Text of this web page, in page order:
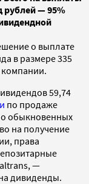
рублей — 95%
о выплате
в размере 335
59,74
по продаже
обыкновенных
на получение
права
—
дивиденды.